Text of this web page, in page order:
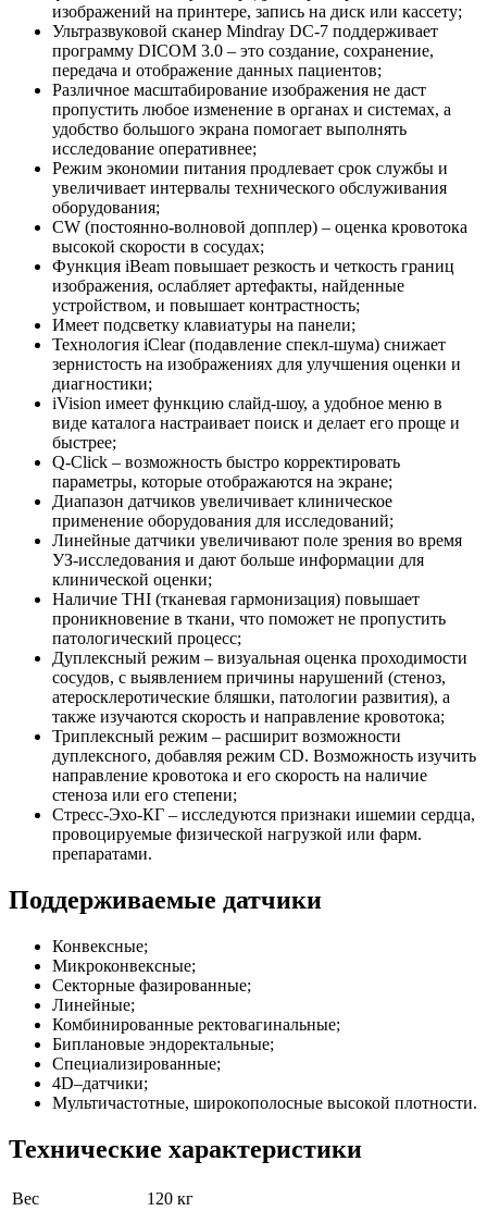
изображений на принтере, запись на диск или кассету;
Ультразвуковой сканер Mindray DC-7 поддерживает
программу DICOM 3.0 – это создание, сохранение,
передача и отображение данных пациентов;
Различное масштабирование изображения не даст
пропустить любое изменение в органах и системах, а
удобство большого экрана помогает выполнять
исследование оперативнее;
Режим экономии питания продлевает срок службы и
увеличивает интервалы технического обслуживания
оборудования;
CW (постоянно-волновой допплер) – оценка кровотока
высокой скорости в сосудах;
Функция iBeam повышает резкость и четкость границ
изображения, ослабляет артефакты, найденные
устройством, и повышает контрастность;
Имеет подсветку клавиатуры на панели;
Технология iClear (подавление спекл-шума) снижает
зернистость на изображениях для улучшения оценки и
диагностики;
iVision имеет функцию слайд-шоу, а удобное меню в
виде каталога настраивает поиск и делает его проще и
быстрее;
Q-Click – возможность быстро корректировать
параметры, которые отображаются на экране;
Диапазон датчиков увеличивает клиническое
применение оборудования для исследований;
Линейные датчики увеличивают поле зрения во время
УЗ-исследования и дают больше информации для
клинической оценки;
Наличие THI (тканевая гармонизация) повышает
проникновение в ткани, что поможет не пропустить
патологический процесс;
Дуплексный режим – визуальная оценка проходимости
сосудов, с выявлением причины нарушений (стеноз,
атеросклеротические бляшки, патологии развития), а
также изучаются скорость и направление кровотока;
Триплексный режим – расширит возможности
дуплексного, добавляя режим CD. Возможность изучить
направление кровотока и его скорость на наличие
стеноза или его степени;
Стресс-Эхо-КГ – исследуются признаки ишемии сердца,
провоцируемые физической нагрузкой или фарм.
препаратами.
Поддерживаемые датчики
Конвексные;
Микроконвексные;
Секторные фазированные;
Линейные;
Комбинированные ректовагинальные;
Биплановые эндоректальные;
Специализированные;
4D–датчики;
Мультичастотные, широкополосные высокой плотности.
Технические характеристики
Вес
120 кг